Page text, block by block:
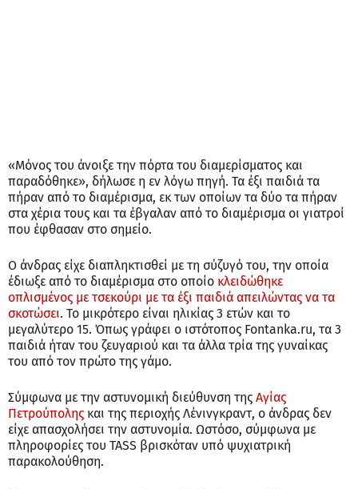
«Μόνος του άνοιξε την πόρτα του διαμερίσματος και
παραδόθηκε», δήλωσε η εν λόγω πηγή. Τα έξι παιδιά τα
πήραν από το διαμέρισμα, εκ των οποίων τα δύο τα πήραν
στα χέρια τους και τα έβγαλαν από το διαμέρισμα οι γιατροί
που έφθασαν στο σημείο.
Ο άνδρας είχε διαπληκτισθεί με τη σύζυγό του, την οποία
έδιωξε από το διαμέρισμα στο οποίο κλειδώθηκε
οπλισμένος με τσεκούρι με τα έξι παιδιά απειλώντας να τα
σκοτώσει. Το μικρότερο είναι ηλικίας 3 ετών και το
μεγαλύτερο 15. Όπως γράφει ο ιστότοπος Fontanka.ru, τα 3
παιδιά ήταν του ζευγαριού και τα άλλα τρία της γυναίκας
του από τον πρώτο της γάμο.
Σύμφωνα με την αστυνομική διεύθυνση της Αγίας
Πετρούπολης και της περιοχής Λένινγκραντ, ο άνδρας δεν
είχε απασχολήσει την αστυνομία. Ωστόσο, σύμφωνα με
πληροφορίες του TASS βρισκόταν υπό ψυχιατρική
παρακολούθηση.